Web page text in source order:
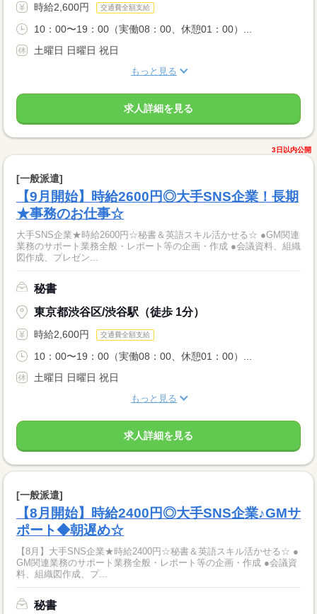
時給2,600円 交通費全額支給
10：00〜19：00（実働08：00、休憩01：00）...
土曜日 日曜日 祝日
もっと見る
求人詳細を見る
3日以内公開
[一般派遣]
【9月開始】時給2600円◎大手SNS企業！長期
★事務のお仕事☆
大手SNS企業★時給2600円☆秘書＆英語スキル活かせる☆ ●GM関連
業務のサポート業務全般・レポート等の企画・作成 ●会議資料、組織
図作成、プレゼン...
秘書
東京都渋谷区/渋谷駅（徒歩 1分）
時給2,600円 交通費全額支給
10：00〜19：00（実働08：00、休憩01：00）...
土曜日 日曜日 祝日
もっと見る
求人詳細を見る
[一般派遣]
【8月開始】時給2400円◎大手SNS企業♪GMサ
ポート◆朝遅め☆
【8月】大手SNS企業★時給2400円☆秘書＆英語スキル活かせる☆ ●
GM関連業務のサポート業務全般・レポート等の企画・作成 ●会議資
料、組織図作成、プ...
秘書